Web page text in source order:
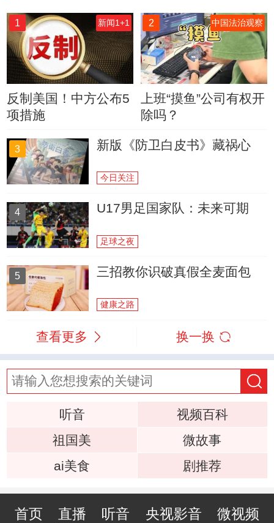
1 新闻1+1
反制美国！中方公布5
项措施
2 中国法治观察
上班“摸鱼”公司有权开
除吗？
3 新版《防卫白皮书》藏祸心
今日关注
4 U17男足国家队：未来可期
足球之夜
5 三招教你识破真假全麦面包
健康之路
查看更多 换一换
听音
视频百科
祖国美
微故事
ai美食
剧推荐
首页 直播 听音 央视影音 微视频